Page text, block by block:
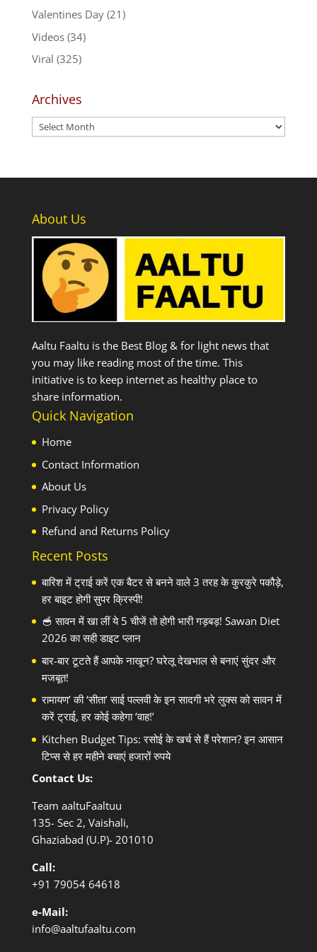
Valentines Day(21)
Videos(34)
Viral (325)
Archives
Archives
About Us
Aaltu Faaltu is the Best Blog & for light news that
you may like reading most of the time. This
initiative is to keep internet as healthy place to
share information.
Quick Navigation
Home
Contact Information
About Us
Privacy Policy
Refund and Returns Policy
Recent Posts
बारिश में ट्राई करें एक बैटर से बनने वाले 3 तरह के कुरकुरे पकौड़े,
हर बाइट होगी सुपर क्रिस्पी!
🥣 सावन में खा लीं ये 5 चीजें तो होगी भारी गड़बड़! Sawan Diet
2026 का सही डाइट प्लान
बार-बार टूटते हैं आपके नाखून? घरेलू देखभाल से बनाएं सुंदर और
मजबूत!
रामायण’ की ‘सीता’ साई पल्लवी के इन सादगी भरे लुक्स को सावन में
करें ट्राई, हर कोई कहेगा ‘वाह!’
Kitchen Budget Tips: रसोई के खर्च से हैं परेशान? इन आसान
टिप्स से हर महीने बचाएं हजारों रुपये
Contact Us:
Team aaltuFaaltuu
135- Sec 2, Vaishali,
Ghaziabad (U.P)- 201010
Call:
+91 79054 64618
e-Mail:
info@aaltufaaltu.com